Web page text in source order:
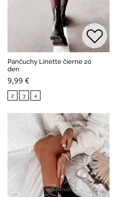
Pančuchy Linette čierne 20
den
9,99 €
2 3 4